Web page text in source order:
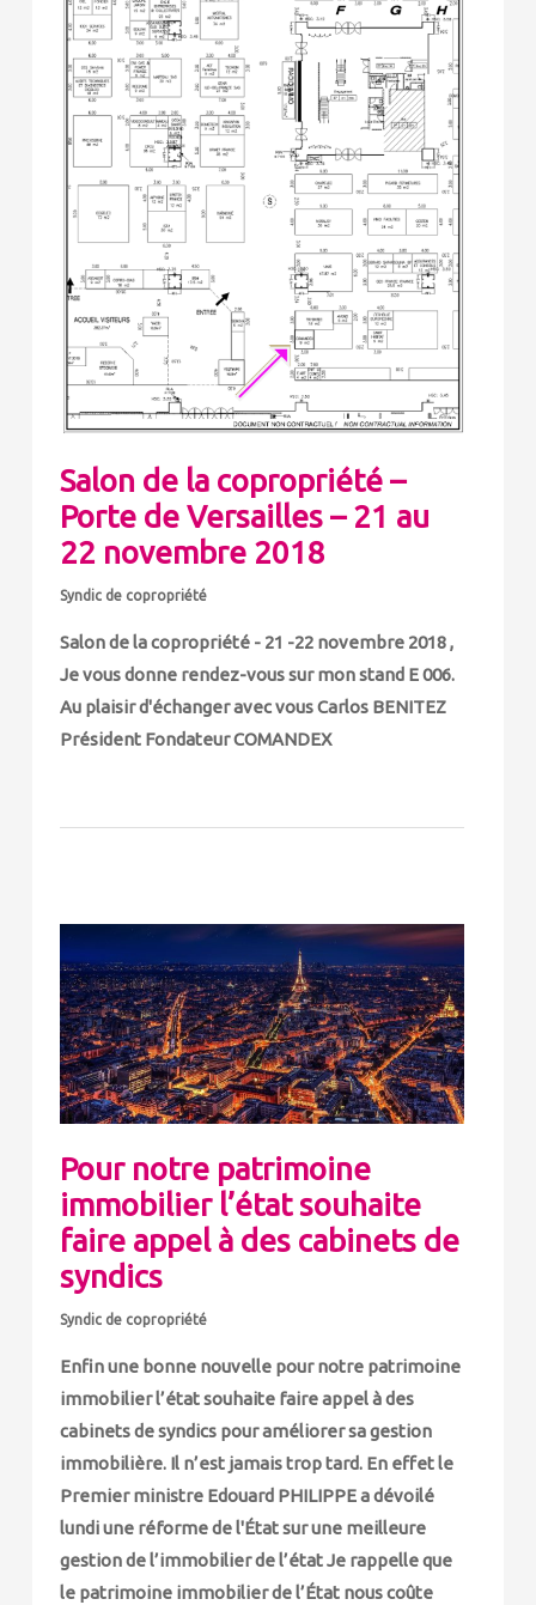
Salon de la copropriété –
Porte de Versailles – 21 au
22 novembre 2018
Syndic de copropriété
Salon de la copropriété - 21 -22 novembre 2018 ,
Je vous donne rendez-vous sur mon stand E 006.
Au plaisir d'échanger avec vous Carlos BENITEZ
Président Fondateur COMANDEX
Pour notre patrimoine
immobilier l’état souhaite
faire appel à des cabinets de
syndics
Syndic de copropriété
Enfin une bonne nouvelle pour notre patrimoine
immobilier l’état souhaite faire appel à des
cabinets de syndics pour améliorer sa gestion
immobilière. Il n’est jamais trop tard. En effet le
Premier ministre Edouard PHILIPPE a dévoilé
lundi une réforme de l'État sur une meilleure
gestion de l’immobilier de l’état Je rappelle que
le patrimoine immobilier de l’État nous coûte